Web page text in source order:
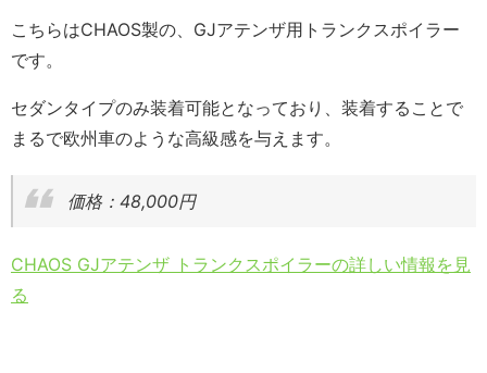
こちらはCHAOS製の、GJアテンザ用トランクスポイラー
です。
セダンタイプのみ装着可能となっており、装着することで
まるで欧州車のような高級感を与えます。
価格：48,000円
CHAOS GJアテンザ トランクスポイラーの詳しい情報を見
る